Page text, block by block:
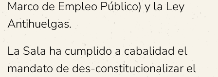
Marco de Empleo Público) y la Ley
Antihuelgas.
La Sala ha cumplido a cabalidad el
mandato de des-constitucionalizar el